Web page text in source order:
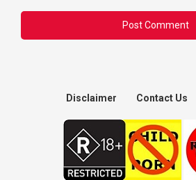
Disclaimer Contact Us